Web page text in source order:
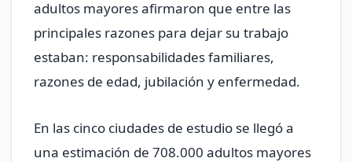
adultos mayores afirmaron que entre las
principales razones para dejar su trabajo
estaban: responsabilidades familiares,
razones de edad, jubilación y enfermedad.
En las cinco ciudades de estudio se llegó a
una estimación de 708.000 adultos mayores